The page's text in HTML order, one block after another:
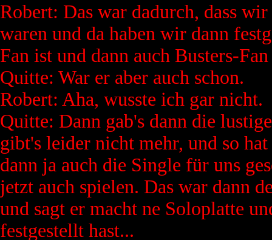
Robert: Das war dadurch, dass
waren und da haben wir dann
Fan ist und dann auch Busters-
Quitte: War er aber auch schon.
Robert: Aha, wusste ich gar nicht.
Quitte: Dann gab's dann die
gibt's leider nicht mehr, und so
dann ja auch die Single für uns
jetzt auch spielen. Das war dann
und sagt er macht ne Soloplatte
festgestellt hast...